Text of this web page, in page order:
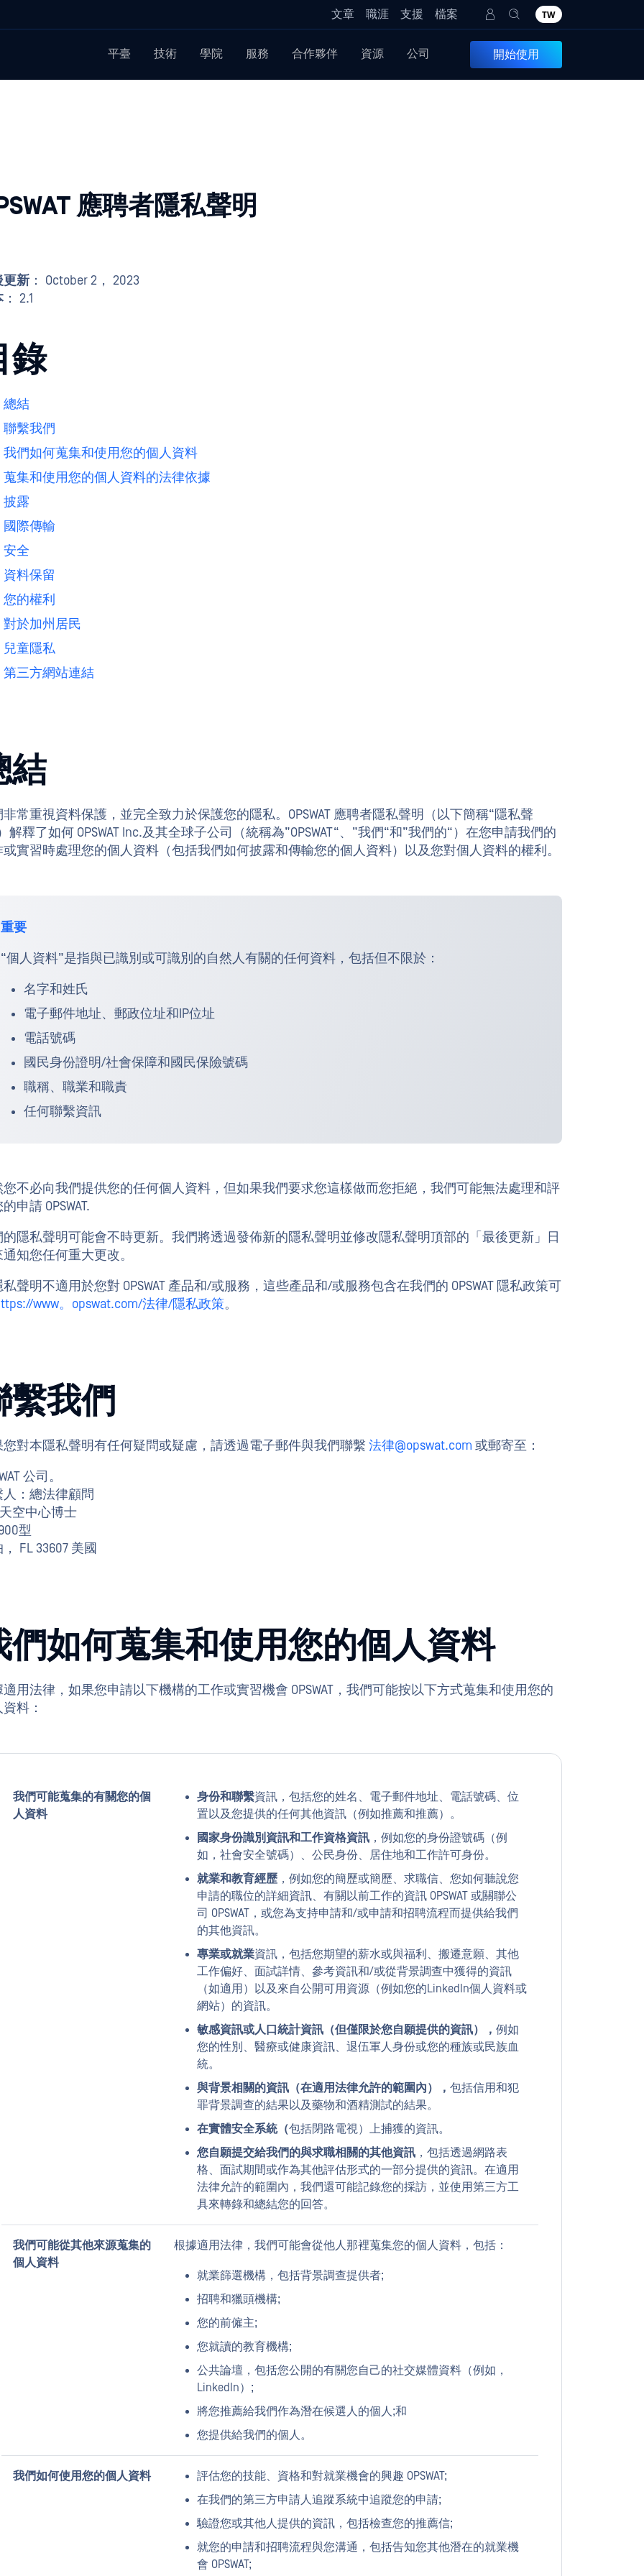
文章 職涯 支援 檔案 TW
平臺 技術 學院 服務 合作夥伴 資源 公司 開始使用
應聘者隱私聲明
更新 ： October 2， 2023
： 2.1
錄
總結
聯繫我們
我們如何蒐集和使用您的個人資料
蒐集和使用您的個人資料的法律依據
披露
國際傳輸
安全
資料保留
您的權利
對於加州居民
兒童隱私
第三方網站連結
結
常重視資料保護，並完全致力於保護您的隱私。OPSWAT 應聘者隱私聲明（以下簡稱“隱私聲
解釋了如何 OPSWAT Inc.及其全球子公司（統稱為”OPSWAT“、”我們“和”我們的“）在您申請我們的
或實習時處理您的個人資料（包括我們如何披露和傳輸您的個人資料）以及您對個人資料的權利。
重要
“個人資料”是指與已識別或可識別的自然人有關的任何資料，包括但不限於：
名字和姓氏
電子郵件地址、郵政位址和IP位址
電話號碼
國民身份證明/社會保障和國民保險號碼
職稱、職業和職責
任何聯繫資訊
您不必向我們提供您的任何個人資料，但如果我們要求您這樣做而您拒絕，我們可能無法處理和評
申請 OPSWAT.
的隱私聲明可能會不時更新。我們將透過發佈新的隱私聲明並修改隱私聲明頂部的「最後更新」日
知您任何重大更改。
聲明不適用於您對 OPSWAT 產品和/或服務，這些產品和/或服務包含在我們的 OPSWAT 隱私政策可
www。opswat.com/法律/隱私政策。
繫我們
您對本隱私聲明有任何疑問或疑慮，請透過電子郵件與我們聯繫 法律@opswat.com 或郵寄至：
公司。
人：總法律顧問
天空中心博士
型
FL 33607 美國
們如何蒐集和使用您的個人資料
適用法律，如果您申請以下機構的工作或實習機會 OPSWAT，我們可能按以下方式蒐集和使用您的
料：
我們可能蒐集的有關您的個
人資料
身份和聯繫資訊，包括您的姓名、電子郵件地址、電話號碼、位
置以及您提供的任何其他資訊（例如推薦和推薦）。
國家身份識別資訊和工作資格資訊 ，例如您的身份證號碼（例
如，社會安全號碼）、公民身份、居住地和工作許可身份。
就業和教育經歷 ，例如您的簡歷或簡歷、求職信、您如何聽說您
申請的職位的詳細資訊、有關以前工作的資訊 OPSWAT 或關聯公
司 OPSWAT，或您為支持申請和/或申請和招聘流程而提供給我們
的其他資訊。
專業或就業資訊，包括您期望的薪水或與福利、搬遷意願、其他
工作偏好、面試詳情、參考資訊和/或從背景調查中獲得的資訊
（如適用）以及來自公開可用資源（例如您的LinkedIn個人資料或
網站）的資訊。
敏感資訊或人口統計資訊（但僅限於您自願提供的資訊）， 例如
您的性別、醫療或健康資訊、退伍軍人身份或您的種族或民族血
統。
與背景相關的資訊（在適用法律允許的範圍內）， 包括信用和犯
罪背景調查的結果以及藥物和酒精測試的結果。
在實體安全系統（包括閉路電視）上捕獲的資訊。
您自願提交給我們的與求職相關的其他資訊 ，包括透過網路表
格、面試期間或作為其他評估形式的一部分提供的資訊。在適用
法律允許的範圍內，我們還可能記錄您的採訪，並使用第三方工
具來轉錄和總結您的回答。
我們可能從其他來源蒐集的
個人資料
根據適用法律，我們可能會從他人那裡蒐集您的個人資料，包括：
就業篩選機構，包括背景調查提供者;
招聘和獵頭機構;
您的前僱主;
您就讀的教育機構;
公共論壇，包括您公開的有關您自己的社交媒體資料（例如，
LinkedIn）;
將您推薦給我們作為潛在候選人的個人;和
您提供給我們的個人。
我們如何使用您的個人資料
評估您的技能、資格和對就業機會的興趣 OPSWAT;
在我們的第三方申請人追蹤系統中追蹤您的申請;
驗證您或其他人提供的資訊，包括檢查您的推薦信;
就您的申請和招聘流程與您溝通，包括告知您其他潛在的就業機
會 OPSWAT;